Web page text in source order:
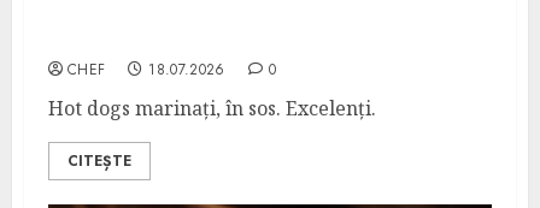
CHEF 18.07.2026 0
Hot dogs marinați, în sos. Excelenți.
CITEȘTE